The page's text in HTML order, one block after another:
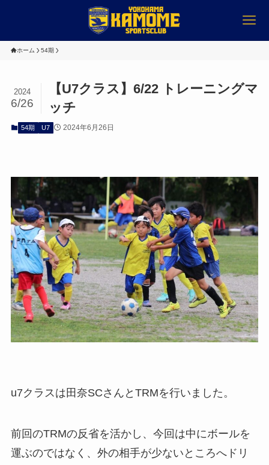
ホーム 54期
【U7クラス】6/22 トレーニングマ
ッチ
2024
6/26
54期 U7 2024年6月26日
u7クラスは田奈SCさんとTRMを行いました。
前回のTRMの反省を活かし、今回は中にボールを
運ぶのではなく、外の相手が少ないところへドリ